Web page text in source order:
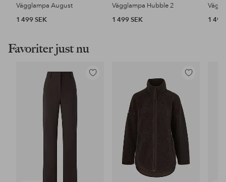
Vägglampa August
1 499 SEK
Vägglampa Hubble 2
1 499 SEK
1 499
Favoriter just nu
Lägg
Lägg
favoriter